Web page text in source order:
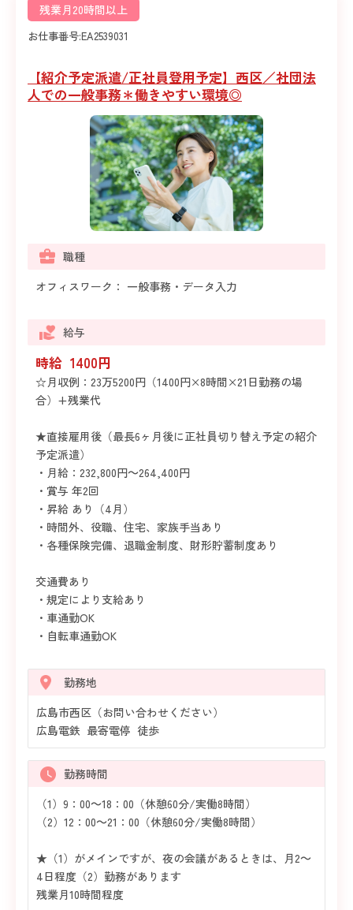
残業月20時間以上
お仕事番号:EA2539031
【紹介予定派遣/正社員登用予定】西区／社団法
人での一般事務＊働きやすい環境◎
職種
オフィスワーク： 一般事務・データ入力
給与
時給 1400円
☆月収例：23万5200円（1400円×8時間×21日勤務の場
合）+残業代
★直接雇用後（最長6ヶ月後に正社員切り替え予定の紹介
予定派遣）
・月給：232,800円～264,400円
・賞与 年2回
・昇給 あり（4月）
・時間外、役職、住宅、家族手当あり
・各種保険完備、退職金制度、財形貯蓄制度あり
交通費あり
・規定により支給あり
・車通勤OK
・自転車通勤OK
勤務地
広島市西区（お問い合わせください）
広島電鉄 最寄電停 徒歩
勤務時間
（1）9：00～18：00（休憩60分/実働8時間）
（2）12：00～21：00（休憩60分/実働8時間）
★（1）がメインですが、夜の会議があるときは、月2～
4日程度（2）勤務があります
残業月10時間程度